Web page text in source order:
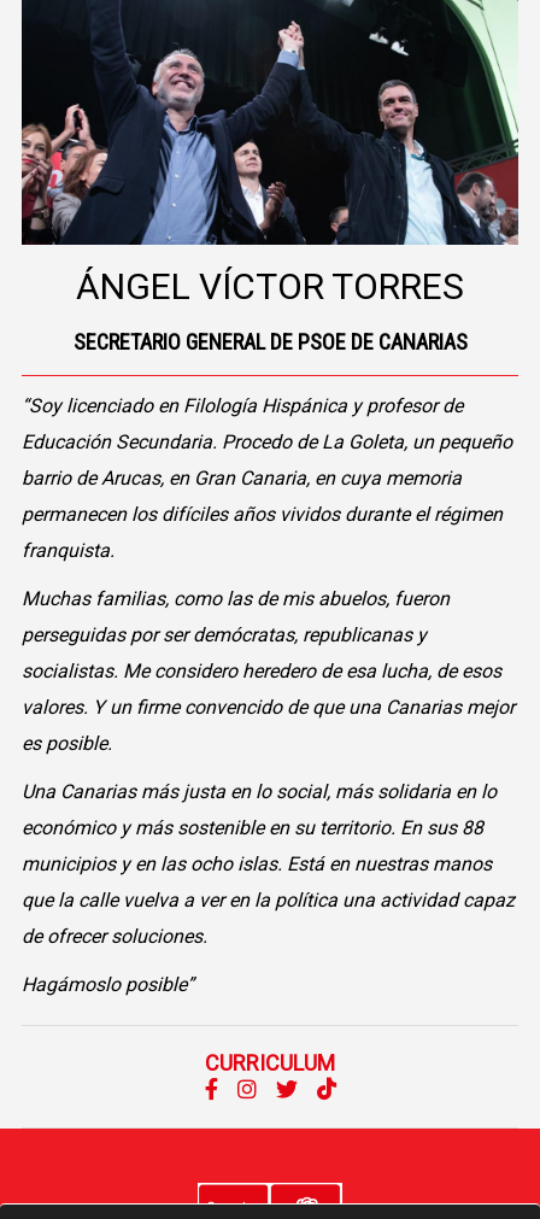
ÁNGEL VÍCTOR TORRES
SECRETARIO GENERAL DE PSOE DE CANARIAS
“Soy licenciado en Filología Hispánica y profesor de
Educación Secundaria. Procedo de La Goleta, un pequeño
barrio de Arucas, en Gran Canaria, en cuya memoria
permanecen los difíciles años vividos durante el régimen
franquista.
Muchas familias, como las de mis abuelos, fueron
perseguidas por ser demócratas, republicanas y
socialistas. Me considero heredero de esa lucha, de esos
valores. Y un firme convencido de que una Canarias mejor
es posible.
Una Canarias más justa en lo social, más solidaria en lo
económico y más sostenible en su territorio. En sus 88
municipios y en las ocho islas. Está en nuestras manos
que la calle vuelva a ver en la política una actividad capaz
de ofrecer soluciones.
Hagámoslo posible”
CURRICULUM